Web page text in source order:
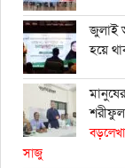
জুলাই
হয়ে
বড়লেখা
সাজু